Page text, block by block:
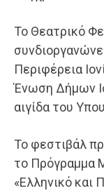
Το Θεατρικό
Περιφέρεια
Ένωση Δήμων
αιγίδα του
Το φεστιβάλ
το Πρόγραμμα
«Ελληνικό και